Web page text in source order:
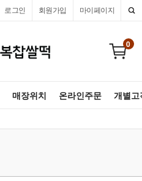
마이페이지
회원가입
로그인
0
매장위치 온라인주문 개별